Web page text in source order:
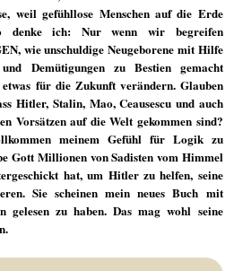
weil gefühllose Menschen auf die Erde
denke ich: Nur wenn wir begreifen
wie unschuldige Neugeborene mit Hilfe
Demütigungen zu Bestien gemacht
für die Zukunft verändern. Glauben
Hitler, Stalin, Mao, Ceausescu und auch
Vorsätzen auf die Welt gekommen sind?
meinem Gefühl für Logik zu
Gott Millionen von Sadisten vom Himmel
hat, um Hitler zu helfen, seine
Sie scheinen mein neues Buch mit
gelesen zu haben. Das mag wohl seine